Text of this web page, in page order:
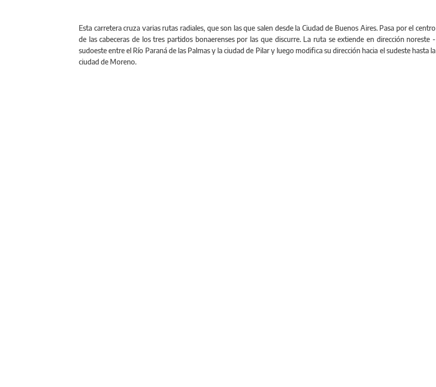
Esta carretera cruza varias rutas radiales, que son las que salen desde la Ciudad de Buenos Aires. Pasa por el centro
de las cabeceras de los tres partidos bonaerenses por las que discurre. La ruta se extiende en dirección noreste -
sudoeste entre el Río Paraná de las Palmas y la ciudad de Pilar y luego modifica su dirección hacia el sudeste hasta la
ciudad de Moreno.